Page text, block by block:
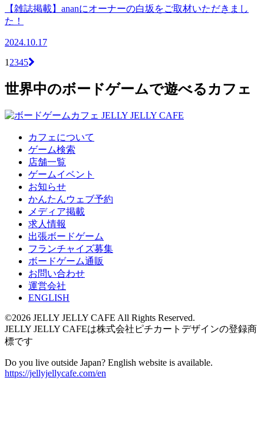
【雑誌掲載】ananにオーナーの白坂をご取材いただきまし
た！
2024.10.17
1 2345
世界中のボードゲームで遊べるカフェ
カフェについて
ゲーム検索
店舗一覧
ゲームイベント
お知らせ
かんたんウェブ予約
メディア掲載
求人情報
出張ボードゲーム
フランチャイズ募集
ボードゲーム通販
お問い合わせ
運営会社
ENGLISH
©2026 JELLY JELLY CAFE All Rights Reserved.
JELLY JELLY CAFEは株式会社ピチカートデザインの登録商
標です
Do you live outside Japan? English website is available.
https://jellyjellycafe.com/en